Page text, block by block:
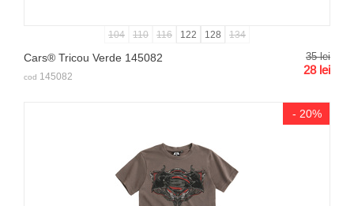
104 110 116 122 128 134
Cars® Tricou Verde 145082 35 lei
28 lei
cod 145082
- 20%